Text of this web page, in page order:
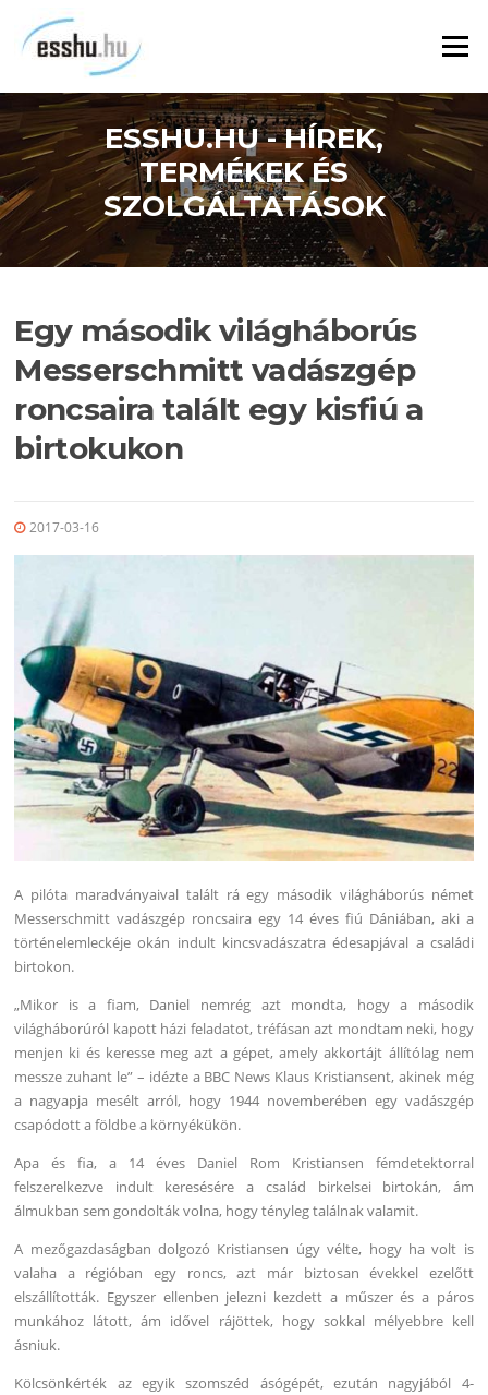
tartalomra
Menü
ESSHU.HU - HÍREK,
TERMÉKEK ÉS
SZOLGÁLTATÁSOK
Egy második világháborús
Messerschmitt vadászgép
roncsaira talált egy kisfiú a
birtokukon
2017-03-16
A pilóta maradványaival talált rá egy második világháborús német
Messerschmitt vadászgép roncsaira egy 14 éves fiú Dániában, aki a
történelemleckéje okán indult kincsvadászatra édesapjával a családi
birtokon.
„Mikor is a fiam, Daniel nemrég azt mondta, hogy a második
világháborúról kapott házi feladatot, tréfásan azt mondtam neki, hogy
menjen ki és keresse meg azt a gépet, amely akkortájt állítólag nem
messze zuhant le” – idézte a BBC News Klaus Kristiansent, akinek még
a nagyapja mesélt arról, hogy 1944 novemberében egy vadászgép
csapódott a földbe a környékükön.
Apa és fia, a 14 éves Daniel Rom Kristiansen fémdetektorral
felszerelkezve indult keresésére a család birkelsei birtokán, ám
álmukban sem gondolták volna, hogy tényleg találnak valamit.
A mezőgazdaságban dolgozó Kristiansen úgy vélte, hogy ha volt is
valaha a régióban egy roncs, azt már biztosan évekkel ezelőtt
elszállították. Egyszer ellenben jelezni kezdett a műszer és a páros
munkához látott, ám idővel rájöttek, hogy sokkal mélyebbre kell
ásniuk.
Kölcsönkérték az egyik szomszéd ásógépét, ezután nagyjából 4-